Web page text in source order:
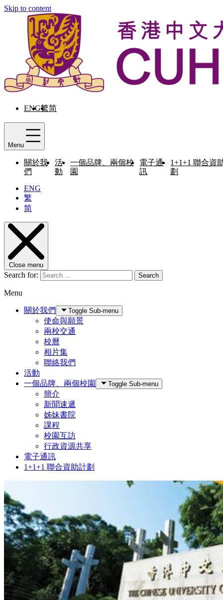
Skip to content
ENG繁简
Menu
關於我
們
活
動
一個品牌、兩個校
園
電子通
訊
1+1+1 聯合資
劃
ENG
繁
简
Close menu
Search for: Search
Menu
關於我們 Toggle Sub-menu
使命與願景
兩校交通
校曆
相片集
聯絡我們
活動
一個品牌、兩個校園
Toggle Sub-menu
簡介
新聞速遞
姊妹書院
課程
校園互訪
行政資源共享
電子通訊
1+1+1 聯合資助計劃